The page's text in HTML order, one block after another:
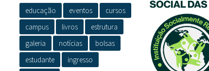
educação eventos
cursos
campus
livros
estrutura
galeria
notícias
bolsas
estudante
ingresso